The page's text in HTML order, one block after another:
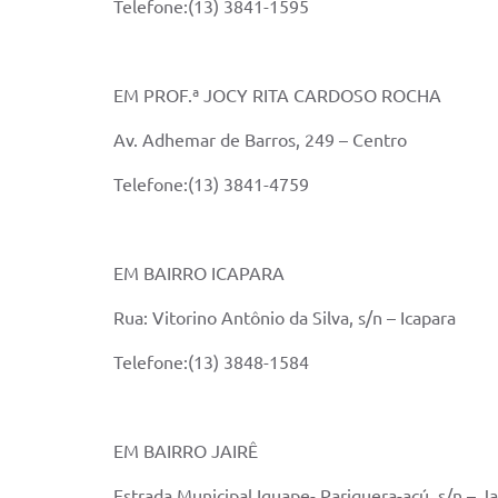
Telefone:(13) 3841-1595
EM PROF.ª JOCY RITA CARDOSO ROCHA
Av. Adhemar de Barros, 249 – Centro
Telefone:(13) 3841-4759
EM BAIRRO ICAPARA
Rua: Vitorino Antônio da Silva, s/n – Icapara
Telefone:(13) 3848-1584
EM BAIRRO JAIRÊ